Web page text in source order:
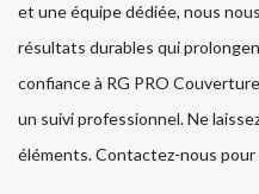
et une équipe dédiée, nous
résultats durables qui
confiance à RG PRO
un suivi professionnel. Ne
éléments. Contactez-nous